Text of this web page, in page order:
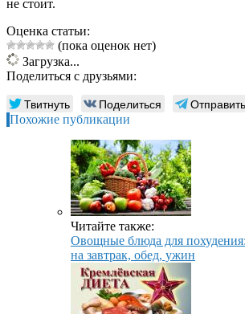
не стоит.
Оценка статьи:
(пока оценок нет)
Загрузка...
Поделиться с друзьями:
Твитнуть Поделиться Отправить
Похожие публикации
Читайте также:
Овощные блюда для
на завтрак, обед, ужин